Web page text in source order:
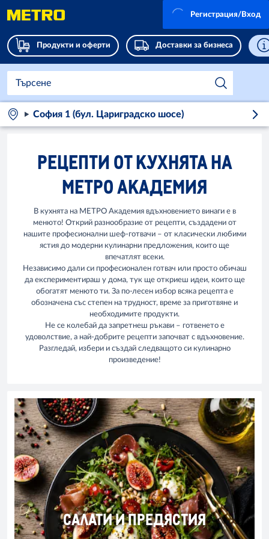
Продукти и оферти Доставки за бизнеса
Регистрация/Вход
София 1 (бул. Цариградско шосе)
РЕЦЕПТИ ОТ КУХНЯТА НА
МЕТРО АКАДЕМИЯ
В кухнята на МЕТРО Академия вдъхновението винаги е в
менюто! Открий разнообразие от рецепти, създадени от
нашите професионални шеф-готвачи – от класически любими
ястия до модерни кулинарни предложения, които ще
впечатлят всеки.
Независимо дали си професионален готвач или просто обичаш
да експериментираш у дома, тук ще откриеш идеи, които ще
обогатят менюто ти. За по-лесен избор всяка рецепта е
обозначена със степен на трудност, време за приготвяне и
необходимите продукти.
Не се колебай да запретнеш ръкави – готвенето е
удоволствие, а най-добрите рецепти започват с вдъхновение.
Разгледай, избери и създай следващото си кулинарно
произведение!
САЛАТИ И ПРЕДЯСТИЯ